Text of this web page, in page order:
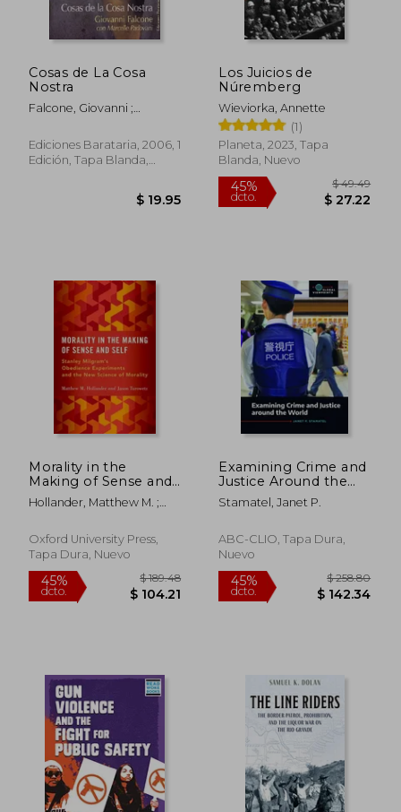
Cosas de La Cosa
Nostra
Falcone, Giovanni ;
Moreno, Carola
Ediciones Barataria, 2006, 1
Edición, Tapa Blanda,
Los Juicios de
Núremberg
Wieviorka, Annette
(1)
Planeta, 2023, Tapa
Blanda, Nuevo
45%
dcto.
Morality in the
Making of Sense and
Self: Stanley
Milgram's Obedience
New Science of
Morality (en Inglés)
Hollander, Matthew M. ;
Oxford University Press,
Tapa Dura, Nuevo
45%
dcto.
$ 189.48
$ 104.21
Examining Crime and
Justice Around the
World (en Inglés)
Stamatel, Janet P.
ABC-CLIO, Tapa Dura,
Nuevo
45%
dcto.